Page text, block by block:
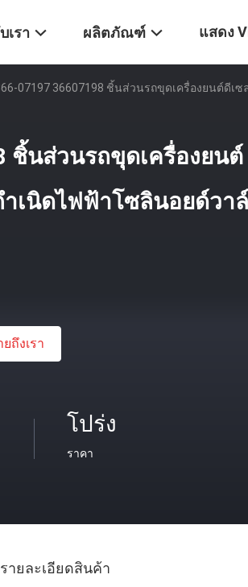
เรา ผลิตภัณฑ์ แสดง
07197 36607198 ชิ้นส่วนรถขุดเครื่องยนต์ดีเ
ชิ้นส่วนรถขุดเครื่องยนต์
ำเนิดไฟฟ้าโซลินอยด์วา
ถึงเรา
โปร่ง
ราคา
รายละเอียดสินค้า